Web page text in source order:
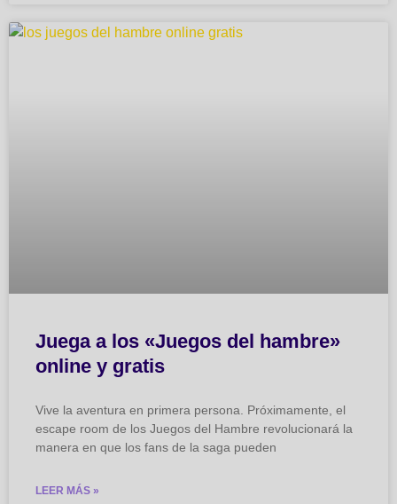
Juega a los «Juegos del hambre»
online y gratis
Vive la aventura en primera persona. Próximamente, el
escape room de los Juegos del Hambre revolucionará la
manera en que los fans de la saga pueden
LEER MÁS »